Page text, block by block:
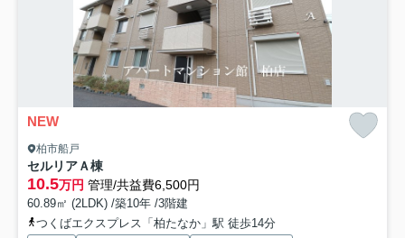
NEW
柏市船戸
セルリアＡ棟
10.5万円 管理/共益費6,500円
60.89㎡ (2LDK) /築10年 /3階建
つくばエクスプレス「柏たなか」駅 徒歩14分